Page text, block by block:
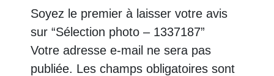
Soyez le premier à laisser votre avis
sur “Sélection photo – 1337187”
Votre adresse e-mail ne sera pas
publiée. Les champs obligatoires sont